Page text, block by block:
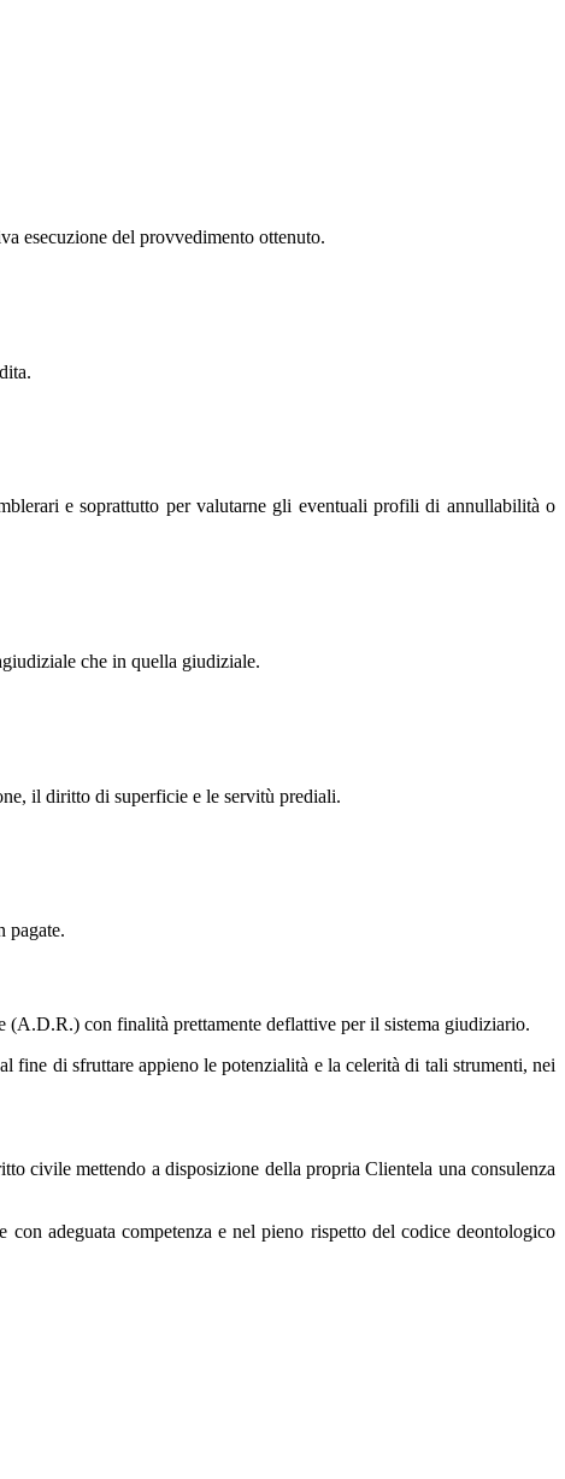
esecuzione del provvedimento ottenuto.
e soprattutto per valutarne gli eventuali profili di annullabilità o
che in quella giudiziale.
il diritto di superficie e le servitù prediali.
pagate.
(A.D.R.) con finalità prettamente deflattive per il sistema giudiziario.
fine di sfruttare appieno le potenzialità e la celerità di tali strumenti, nei
civile mettendo a disposizione della propria Clientela una consulenza
adeguata competenza e nel pieno rispetto del codice deontologico